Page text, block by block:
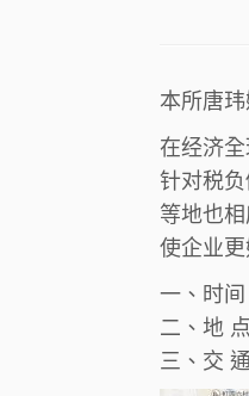
本所唐
在经济
针对税
等地也
使企业
一、时
二、地
三、交